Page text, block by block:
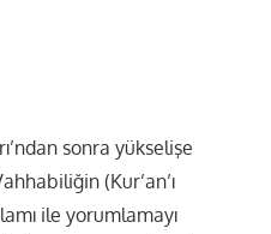
sonra yükselişe
(Kur’an’ı
ile yorumlamayı